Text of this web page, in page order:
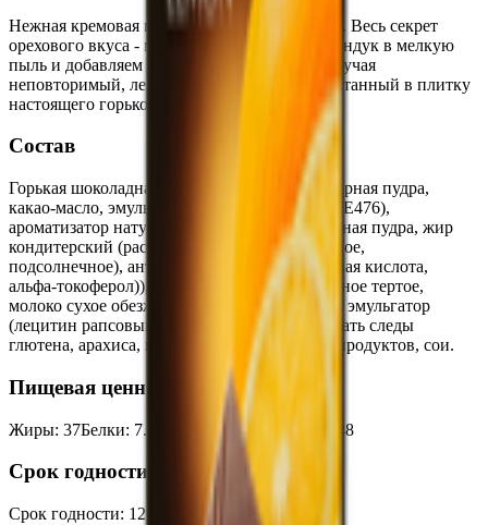
Нежная кремовая начинка и аромат фундука. Весь секрет
орехового вкуса - мы растираем жареный фундук в мелкую
пыль и добавляем его в кремовую массу, получая
неповторимый, легкий, ореховый вкус, спрятанный в плитку
настоящего горького шоколада.
Состав
Горькая шоколадная масса(какао тертое, сахарная пудра,
какао-масло, эмульгаторы (лецитин соевый, Е476),
ароматизатор натуральный «Ваниль"), сахарная пудра, жир
кондитерский (растительные масла (пальмовое,
подсолнечное), антиокислители (аскорбиновая кислота,
альфа-токоферол)), ядро ореха фундука жареное тертое,
молоко сухое обезжиренное, какао-порошок, эмульгатор
(лецитин рапсовый). Продукт может содержать следы
глютена, арахиса, кешью, миндаля, яичных продуктов, сои.
Пищевая ценность на 100г
Жиры: 37Белки: 7.5 Калории : 550 Углеводы 48
Срок годности
Срок годности: 12 месяцев